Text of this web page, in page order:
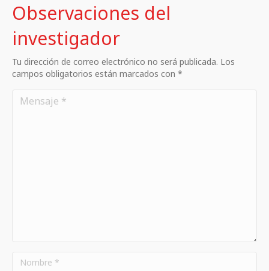
Observaciones del
investigador
Tu dirección de correo electrónico no será publicada. Los
campos obligatorios están marcados con *